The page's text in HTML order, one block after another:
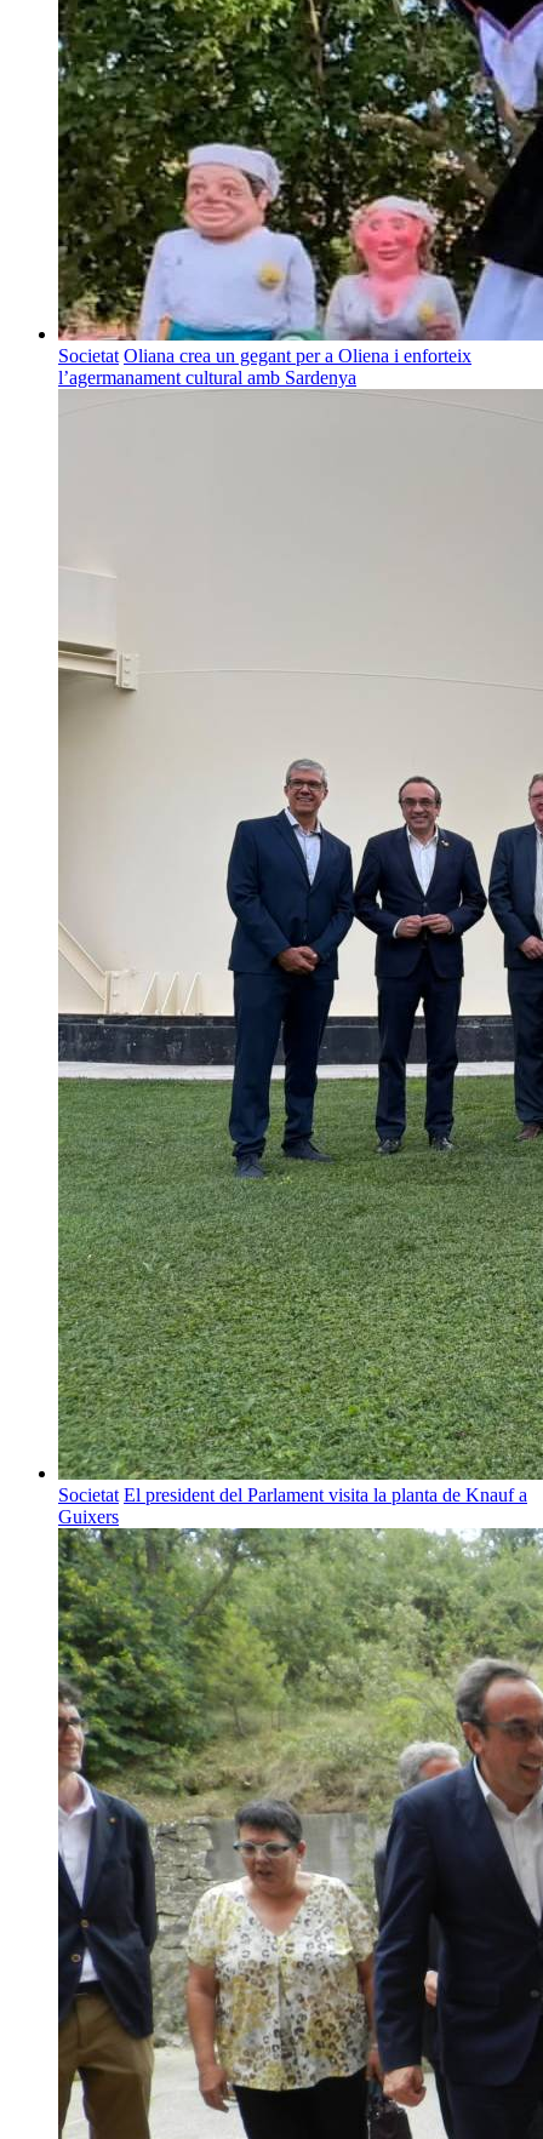
Societat Oliana crea un gegant per a Oliena i enforteix
l’agermanament cultural amb Sardenya
Societat El president del Parlament visita la planta de Knauf a
Guixers